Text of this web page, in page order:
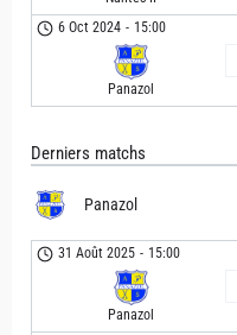
6 Oct 2024 - 15:00
Panazol
Derniers matchs
Panazol
31 Août 2025 - 15:00
Panazol